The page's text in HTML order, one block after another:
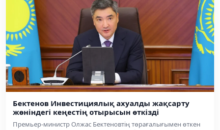
Бектенов Инвестициялық ахуалды жақсарту
жөніндегі кеңестің отырысын өткізді
Премьер-министр Олжас Бектеновтің төрағалығымен өткен